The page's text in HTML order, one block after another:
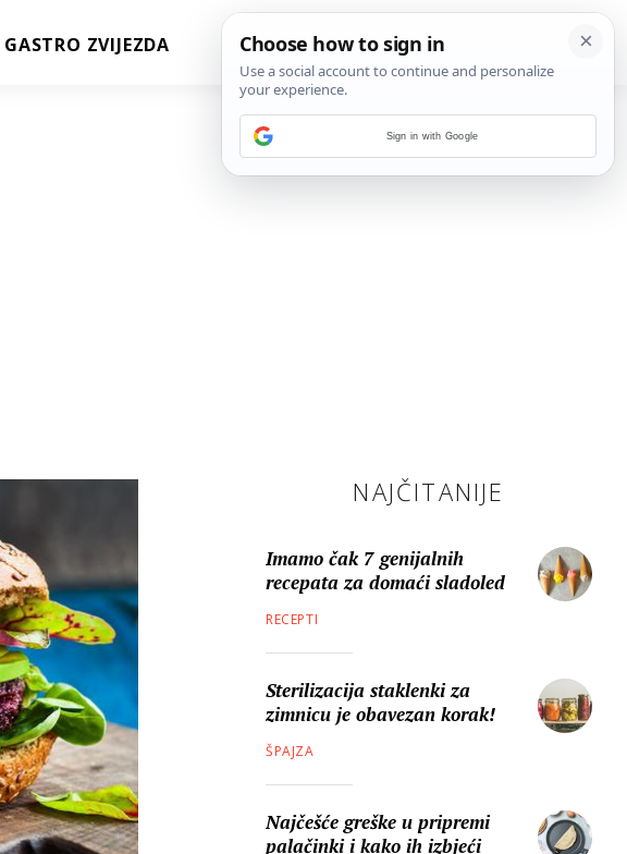
GASTRO ZVIJEZDA
NAJČITANIJE
Imamo čak 7 genijalnih
recepata za domaći sladoled
RECEPTI
Sterilizacija staklenki za
zimnicu je obavezan korak!
ŠPAJZA
Najčešće greške u pripremi
palačinki i kako ih izbjeći
Sign in with Google